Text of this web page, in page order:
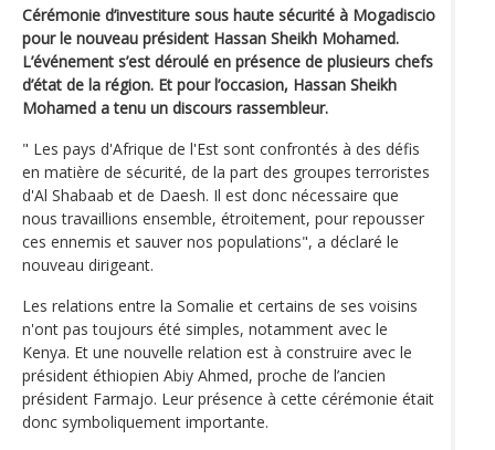
Cérémonie d’investiture sous haute sécurité à Mogadiscio
pour le nouveau président Hassan Sheikh Mohamed.
L’événement s’est déroulé en présence de plusieurs chefs
d’état de la région. Et pour l’occasion, Hassan Sheikh
Mohamed a tenu un discours rassembleur.
" Les pays d'Afrique de l'Est sont confrontés à des défis
en matière de sécurité, de la part des groupes terroristes
d'Al Shabaab et de Daesh. Il est donc nécessaire que
nous travaillions ensemble, étroitement, pour repousser
ces ennemis et sauver nos populations", a déclaré le
nouveau dirigeant.
Les relations entre la Somalie et certains de ses voisins
n'ont pas toujours été simples, notamment avec le
Kenya. Et une nouvelle relation est à construire avec le
président éthiopien Abiy Ahmed, proche de l’ancien
président Farmajo. Leur présence à cette cérémonie était
donc symboliquement importante.